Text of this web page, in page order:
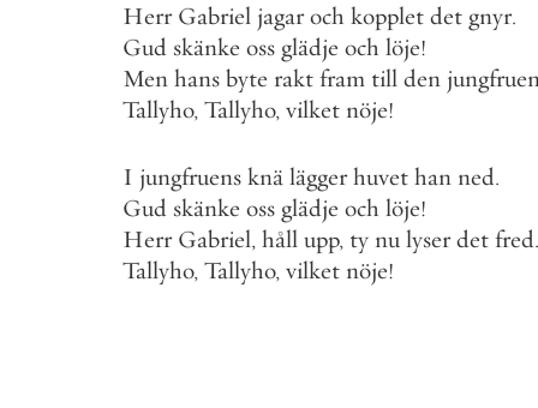
Herr Gabriel jagar och kopplet det gnyr.
Gud skänke oss glädje och löje!
Men hans byte rakt fram till den
Tallyho, Tallyho, vilket nöje!
I jungfruens knä lägger huvet han ned.
Gud skänke oss glädje och löje!
Herr Gabriel, håll upp, ty nu lyser det fred.
Tallyho, Tallyho, vilket nöje!